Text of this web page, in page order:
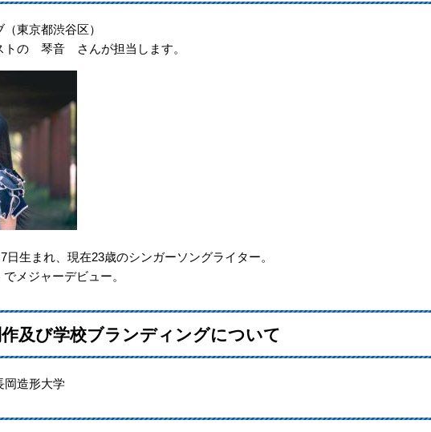
東京都渋谷区）
トの 琴音 さんが担当します。
生まれ、現在23歳のシンガーソングライター。
メジャーデビュー。
及び学校ブランディングについて
造形大学